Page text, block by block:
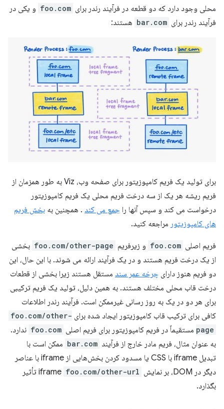
محلی وجود دارد که دو قطعه در فرآیند رندر برای foo.com و یکی در
فرآیند رندر برای bar.com هستند:
برای تولید یک فریم کامپوزیتور برای صفحه وب، Viz به طور همزمان از
فریم ریشه هر یک از سه درخت فریم محلی یک فریم کامپوزیتور
درخواست می کند و سپس آنها را جمع می کند . همچنین به بخش فریم
های کامپوزیتور مراجعه کنید.
فریم اصلی foo.com و زیرفریم foo.com/other-page بخشی
از یک درخت فریم هستند و در یک فرآیند ارائه می شوند. با این حال، این
دو فریم هنوز دارای چرخه عمر سند مستقل هستند زیرا بخشی از قطعات
درخت قاب محلی مختلف هستند. به همین دلیل، تولید یک فریم ترکیبی
برای هر دو در یک به روز رسانی غیرممکن است. فرآیند رندر اطلاعات
کافی برای ترکیب قاب کامپوزیتور ایجاد شده برای foo.com/other-
page مستقیماً در فریم کامپوزیتور برای فریم اصلی foo.com ندارد.
به عنوان مثال، فریم مادر خارج از فرآیند bar.com ممکن است با
تبدیل iframe با CSS یا مسدود کردن بخش‌هایی از iframe با عناصر
دیگر در DOM، بر نمایش iframe
foo.com/other-url
تأثیر
بگذارد.